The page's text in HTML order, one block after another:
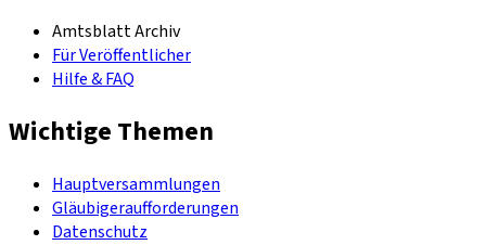
Amtsblatt Archiv
Für Veröffentlicher
Hilfe & FAQ
Wichtige Themen
Hauptversammlungen
Gläubigeraufforderungen
Datenschutz